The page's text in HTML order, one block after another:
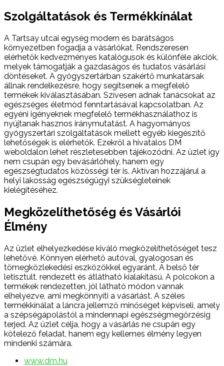
Szolgáltatások és Termékkínálat
A Tartsay utcai egység modern és barátságos
környezetben fogadja a vásárlókat. Rendszeresen
elérhetők kedvezményes katalógusok és különféle akciók,
melyek támogatják a gazdaságos és tudatos vásárlási
döntéseket. A gyógyszertárban szakértő munkatársak
állnak rendelkezésre, hogy segítsenek a megfelelő
termékek kiválasztásában. Szívesen adnak tanácsokat az
egészséges életmód fenntartásával kapcsolatban. Az
egyéni igényeknek megfelelő termékhasználathoz is
nyújtanak hasznos iránymutatást. A hagyományos
gyógyszertári szolgáltatások mellett egyéb kiegészítő
lehetőségek is elérhetők. Ezekről a hivatalos DM
weboldalon lehet részletesebben tájékozódni. Az üzlet így
nem csupán egy bevásárlóhely, hanem egy
egészségtudatos közösségi tér is. Aktívan hozzájárul a
helyi lakosság egészségügyi szükségleteinek
kielégítéséhez.
Megközelíthetőség és Vásárlói
Élmény
Az üzlet elhelyezkedése kiváló megközelíthetőséget tesz
lehetővé. Könnyen elérhető autóval, gyalogosan és
tömegközlekedési eszközökkel egyaránt. A belső tér
letisztult, rendezett és átlátható kialakítású. A polcokon a
termékek rendezetten, jól látható módon vannak
elhelyezve, ami megkönnyíti a vásárlást. A széles
termékkínálat a láncra jellemző minőséget képviseli, amely
a szépségápolástól a mindennapi egészségmegőrzésig
terjed. Az üzlet célja, hogy a vásárlás ne csupán egy
kötelező feladat, hanem egy kellemes élmény legyen
mindenki számára.
www.dm.hu